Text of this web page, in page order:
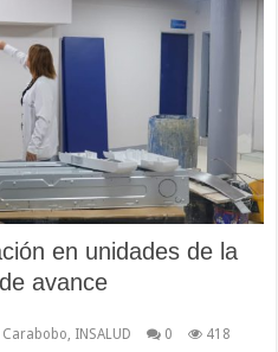
en unidades de la
avance
, INSALUD 0 418